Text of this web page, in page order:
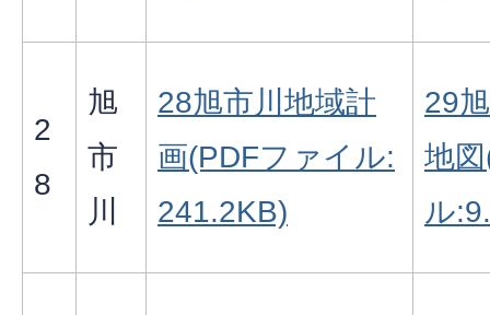
2
8
旭
市
川
28旭市川地域計
画(PDFファイル:
241.2KB)
29
地
ル